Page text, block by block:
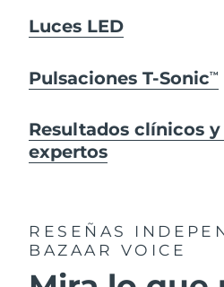
Luces LED
Pulsaciones T-SonicTM
Resultados clínicos y
expertos
RESEÑAS
BAZAAR VOICE